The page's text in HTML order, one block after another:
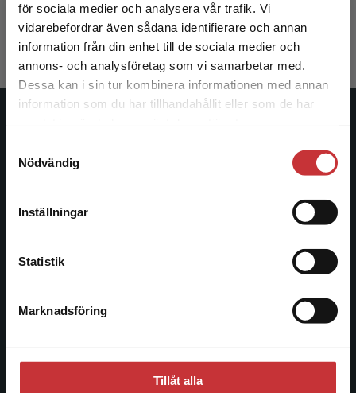
för sociala medier och analysera vår trafik. Vi
vidarebefordrar även sådana identifierare och annan
information från din enhet till de sociala medier och
annons- och analysföretag som vi samarbetar med.
Dessa kan i sin tur kombinera informationen med annan
information som du har tillhandahållit eller som de har
Nödvändig
Inställningar
Statistik
Marknadsföring
Tillåt alla
Begränsad fraktregion
Det verkar som att du besöker
studentlitteratur.se via en enhet utanför Sverige.
Vi erbjuder inte leveranser utanför Sverige. För
att kunna slutföra ett köp måste
386 krinkl. moms
Exkl. moms: 364 kr
Exkl.
Studentlitteratur
Studentlitteratur grundades 1963 och är idag Sveriges
informationstjänster i utbudet, finns Studentlitteratur med